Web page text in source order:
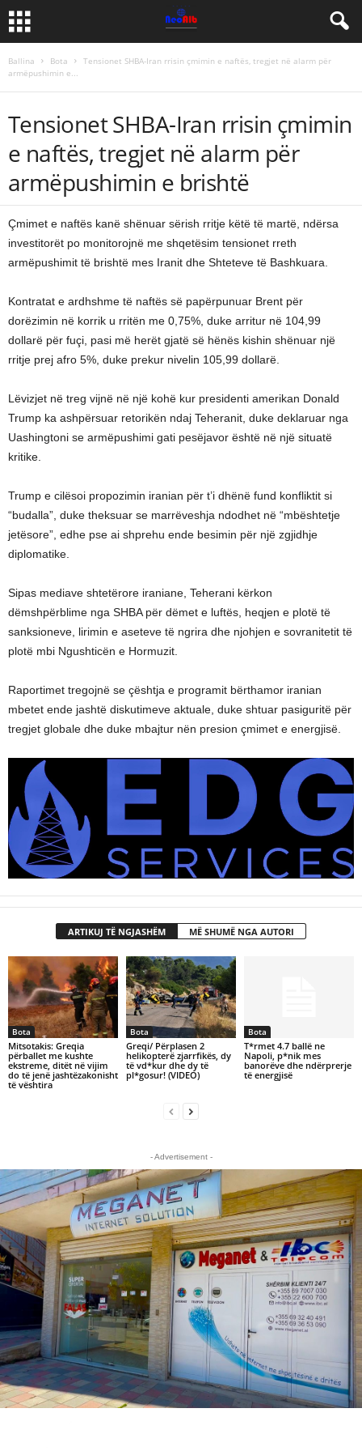
Ballina Bota
Tensionet SHBA-Iran rrisin çmimin e naftës, tregjet në alarm për
armëpushimin e...
Tensionet SHBA-Iran rrisin çmimin
e naftës, tregjet në alarm për
armëpushimin e brishtë
Çmimet e naftës kanë shënuar sërish rritje këtë të martë, ndërsa
investitorët po monitorojnë me shqetësim tensionet rreth
armëpushimit të brishtë mes Iranit dhe Shteteve të Bashkuara.
Kontratat e ardhshme të naftës së papërpunuar Brent për
dorëzimin në korrik u rritën me 0,75%, duke arritur në 104,99
dollarë për fuçi, pasi më herët gjatë së hënës kishin shënuar një
rritje prej afro 5%, duke prekur nivelin 105,99 dollarë.
Lëvizjet në treg vijnë në një kohë kur presidenti amerikan Donald
Trump ka ashpërsuar retorikën ndaj Teheranit, duke deklaruar nga
Uashingtoni se armëpushimi gati pesëjavor është në një situatë
kritike.
Trump e cilësoi propozimin iranian për t’i dhënë fund konfliktit si
“budalla”, duke theksuar se marrëveshja ndodhet në “mbështetje
jetësore”, edhe pse ai shprehu ende besimin për një zgjidhje
diplomatike.
Sipas mediave shtetërore iraniane, Teherani kërkon
dëmshpërblime nga SHBA për dëmet e luftës, heqjen e plotë të
sanksioneve, lirimin e aseteve të ngrira dhe njohjen e sovranitetit të
plotë mbi Ngushticën e Hormuzit.
Raportimet tregojnë se çështja e programit bërthamor iranian
mbetet ende jashtë diskutimeve aktuale, duke shtuar pasiguritë për
tregjet globale dhe duke mbajtur nën presion çmimet e energjisë.
ARTIKUJ TË NGJASHËM MË SHUMË NGA AUTORI
Bota
Mitsotakis: Greqia
përballet me kushte
ekstreme, ditët në vijim
do të jenë jashtëzakonisht
të vështira
Bota
Greqi/ Përplasen 2
helikopterë zjarrfikës, dy
të vd*kur dhe dy të
pl*gosur! (VIDEO)
Bota
T*rmet 4.7 ballë ne
Napoli, p*nik mes
banorëve dhe ndërprerje
të energjisë
- Advertisement -